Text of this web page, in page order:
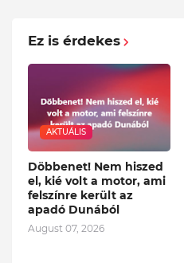
Ez is érdekes
AKTUÁLIS
Döbbenet! Nem hiszed
el, kié volt a motor, ami
felszínre került az
apadó Dunából
August 07, 2026